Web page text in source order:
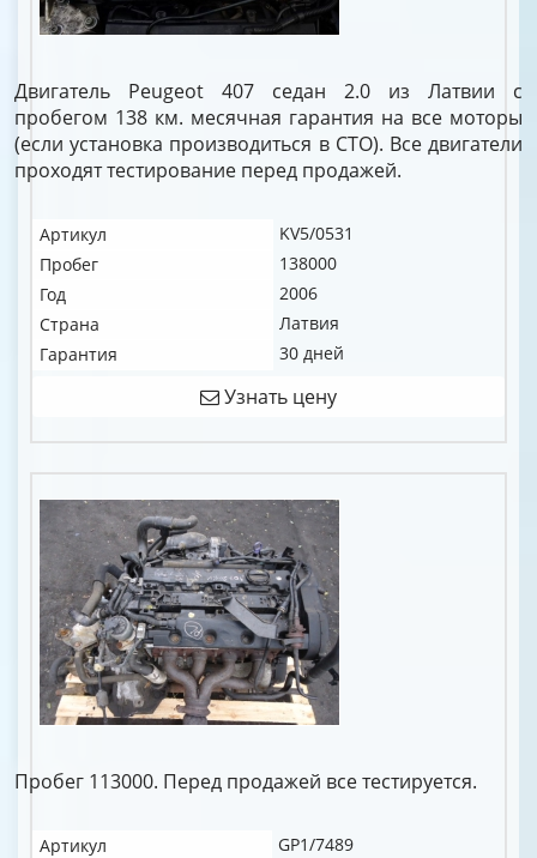
Двигатель Peugeot 407 седан 2.0 из Латвии с
пробегом 138 км. месячная гарантия на все моторы
(если установка производиться в СТО). Все двигатели
проходят тестирование перед продажей.
Артикул
KV5/0531
Пробег
138000
Год
2006
Страна
Латвия
Гарантия
30 дней
Узнать цену
Пробег 113000. Перед продажей все тестируется.
Артикул
GP1/7489